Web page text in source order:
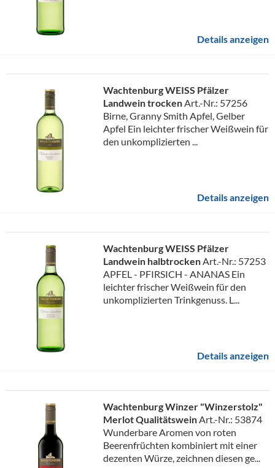
Details anzeigen
Wachtenburg WEISS Pfälzer
Landwein trockenArt.-Nr.: 57256
Birne, Granny Smith Apfel, Gelber
Apfel Ein leichter frischer Weißwein für
den unkomplizierten ...
Details anzeigen
Wachtenburg WEISS Pfälzer
Landwein halbtrockenArt.-Nr.: 57253
APFEL - PFIRSICH - ANANAS Ein
leichter frischer Weißwein für den
unkomplizierten Trinkgenuss. L...
Details anzeigen
Wachtenburg Winzer "Winzerstolz"
Merlot QualitätsweinArt.-Nr.: 53874
Wunderbare Aromen von roten
Beerenfrüchten kombiniert mit einer
dezenten Würze, zeichnen diesen ge...